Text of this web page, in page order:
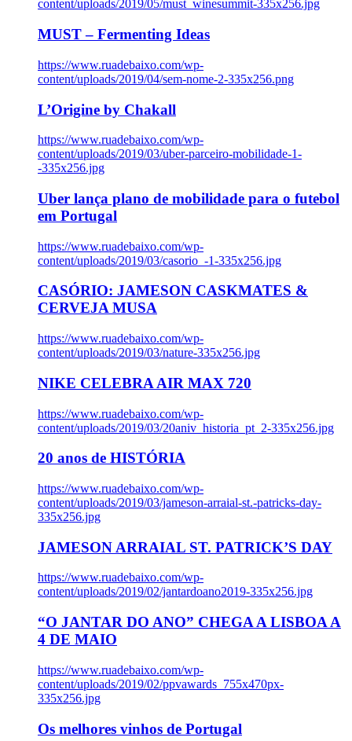
content/uploads/2019/05/must_winesummit-335x256.jpg
MUST – Fermenting Ideas
https://www.ruadebaixo.com/wp-
content/uploads/2019/04/sem-nome-2-335x256.png
L’Origine by Chakall
https://www.ruadebaixo.com/wp-
content/uploads/2019/03/uber-parceiro-mobilidade-1-
-335x256.jpg
Uber lança plano de mobilidade para o futebol
em Portugal
https://www.ruadebaixo.com/wp-
content/uploads/2019/03/casorio_-1-335x256.jpg
CASÓRIO: JAMESON CASKMATES &
CERVEJA MUSA
https://www.ruadebaixo.com/wp-
content/uploads/2019/03/nature-335x256.jpg
NIKE CELEBRA AIR MAX 720
https://www.ruadebaixo.com/wp-
content/uploads/2019/03/20aniv_historia_pt_2-335x256.jpg
20 anos de HISTÓRIA
https://www.ruadebaixo.com/wp-
content/uploads/2019/03/jameson-arraial-st.-patricks-day-
335x256.jpg
JAMESON ARRAIAL ST. PATRICK’S DAY
https://www.ruadebaixo.com/wp-
content/uploads/2019/02/jantardoano2019-335x256.jpg
“O JANTAR DO ANO” CHEGA A LISBOA A
4 DE MAIO
https://www.ruadebaixo.com/wp-
content/uploads/2019/02/ppvawards_755x470px-
335x256.jpg
Os melhores vinhos de Portugal